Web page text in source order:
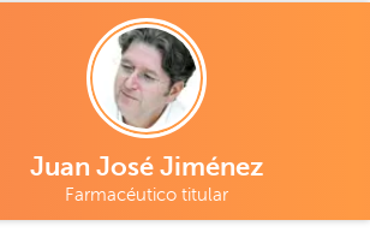
Juan José Jiménez
Farmacéutico titular